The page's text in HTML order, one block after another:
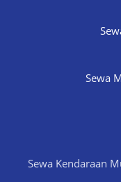
Sewa
Sewa Kendaraan